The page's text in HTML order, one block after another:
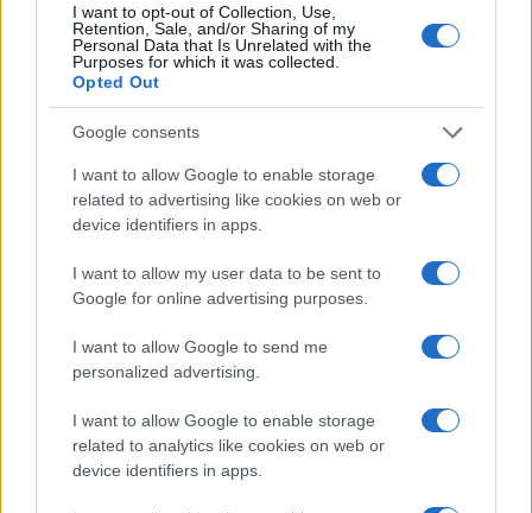
I want to opt-out of Collection, Use,
Retention, Sale, and/or Sharing of my
Personal Data that Is Unrelated with the
Purposes for which it was collected.
Opted Out
Google consents
I want to allow Google to enable storage
related to advertising like cookies on web or
device identifiers in apps.
I want to allow my user data to be sent to
Google for online advertising purposes.
I want to allow Google to send me
personalized advertising.
I want to allow Google to enable storage
related to analytics like cookies on web or
device identifiers in apps.
Sigue leyendo
SALUD Y ALIMENTACIÓN